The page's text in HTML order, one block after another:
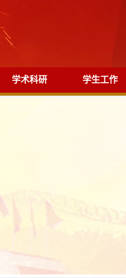
学术科研 学生工作